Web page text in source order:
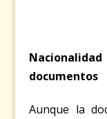
documentos
Aunque la